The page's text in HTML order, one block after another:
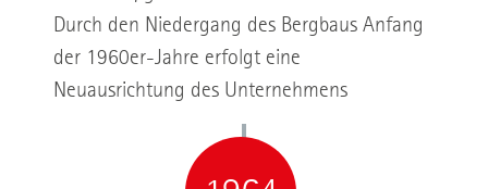
Durch den Niedergang des Bergbaus Anfang
der 1960er-Jahre erfolgt eine
Neuausrichtung des Unternehmens